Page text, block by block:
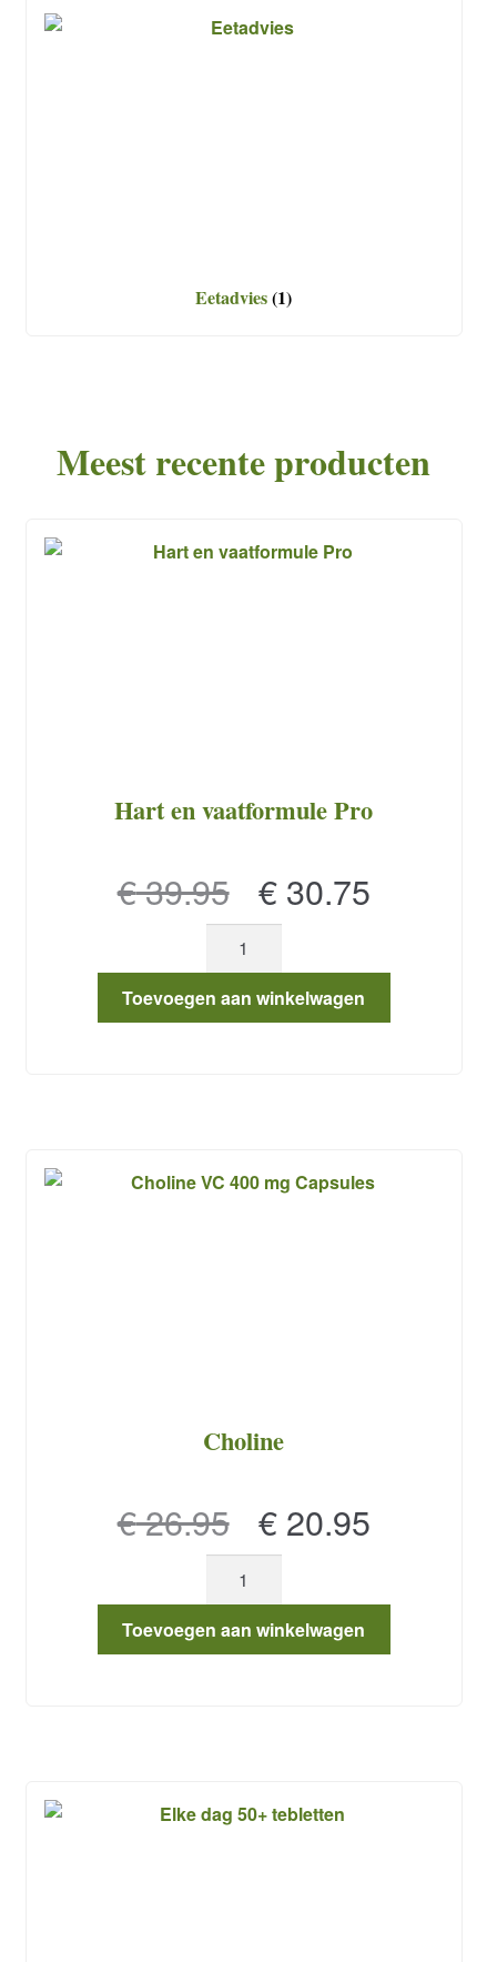
Eetadvies(1)
Meest recente producten
Hart en vaatformule Pro
€39.95
Oorspronkelijke
prijs
was:
€ 39.95.
€ 30.75
is:
vaatformule
Pro
Toevoegen aan winkelwagen
Choline
€26.95
Oorspronkelijke
prijs
was:
€ 26.95.
€ 20.95
is:
aantal
Toevoegen aan winkelwagen